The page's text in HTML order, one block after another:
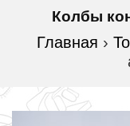
Колбы
Главная ›